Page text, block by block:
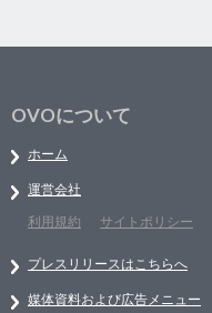
OVOについて
ホーム
運営会社
利用規約
サイトポリシー
プレスリリースはこちらへ
媒体資料および広告メニュー